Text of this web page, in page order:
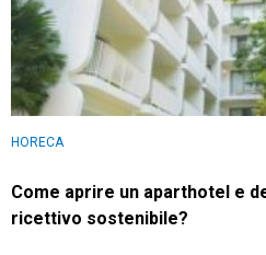
HORECA
Come aprire un aparthotel e
ricettivo sostenibile?